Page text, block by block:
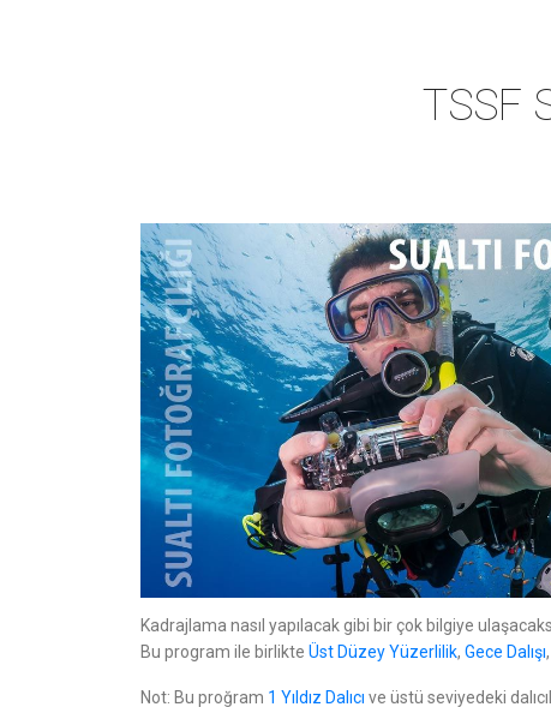
TSSF
Kadrajlama nasıl yapılacak gibi bir çok bilgiye
Bu program ile birlikte Üst Düzey Yüzerlilik, Gece Dalışı,
Not: Bu proğram 1 Yıldız Dalıcı ve üstü seviyedeki